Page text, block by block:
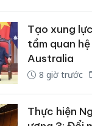
Tạo xung
tầm quan
Australia
8 giờ trước
Thực hiện